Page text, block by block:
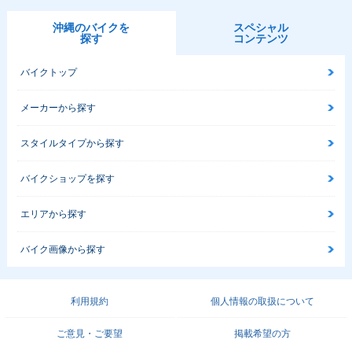
沖縄のバイクを
探す
スペシャル
コンテンツ
バイクトップ
メーカーから探す
スタイルタイプから探す
バイクショップを探す
エリアから探す
バイク画像から探す
利用規約 個人情報の取扱について
ご意見・ご要望 掲載希望の方